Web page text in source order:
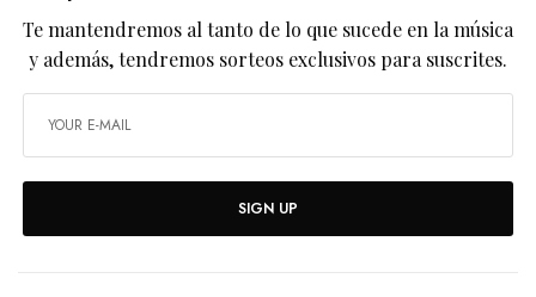
Te mantendremos al tanto de lo que sucede en la música
y además, tendremos sorteos exclusivos para suscrites.
SIGN UP